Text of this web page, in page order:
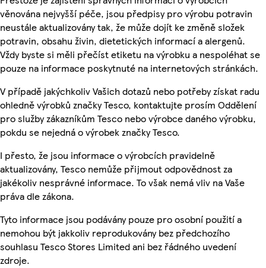
věnována nejvyšší péče, jsou předpisy pro výrobu potravin
neustále aktualizovány tak, že může dojít ke změně složek
potravin, obsahu živin, dietetických informací a alergenů.
Vždy byste si měli přečíst etiketu na výrobku a nespoléhat se
pouze na informace poskytnuté na internetových stránkách.
V případě jakýchkoliv Vašich dotazů nebo potřeby získat radu
ohledně výrobků značky Tesco, kontaktujte prosím Oddělení
pro služby zákazníkům Tesco nebo výrobce daného výrobku,
pokdu se nejedná o výrobek značky Tesco.
I přesto, že jsou informace o výrobcích pravidelně
aktualizovány, Tesco nemůže přijmout odpovědnost za
jakékoliv nesprávné informace. To však nemá vliv na Vaše
práva dle zákona.
Tyto informace jsou podávány pouze pro osobní použití a
nemohou být jakkoliv reprodukovány bez předchozího
souhlasu Tesco Stores Limited ani bez řádného uvedení
zdroje.